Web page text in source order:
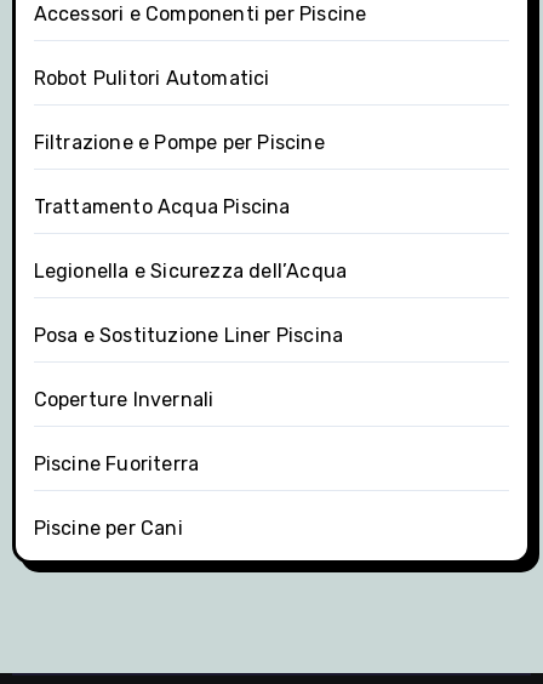
Accessori e Componenti per Piscine
Robot Pulitori Automatici
Filtrazione e Pompe per Piscine
Trattamento Acqua Piscina
Legionella e Sicurezza dell’Acqua
Posa e Sostituzione Liner Piscina
Coperture Invernali
Piscine Fuoriterra
Piscine per Cani